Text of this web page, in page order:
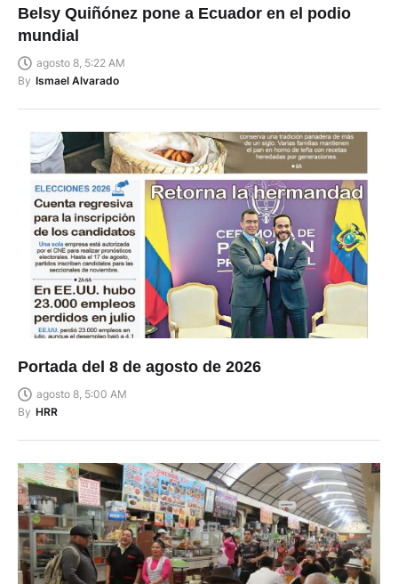
Belsy Quiñónez pone a Ecuador en el podio
mundial
agosto 8, 5:22 AM
By Ismael Alvarado
Portada del 8 de agosto de 2026
agosto 8, 5:00 AM
By HRR